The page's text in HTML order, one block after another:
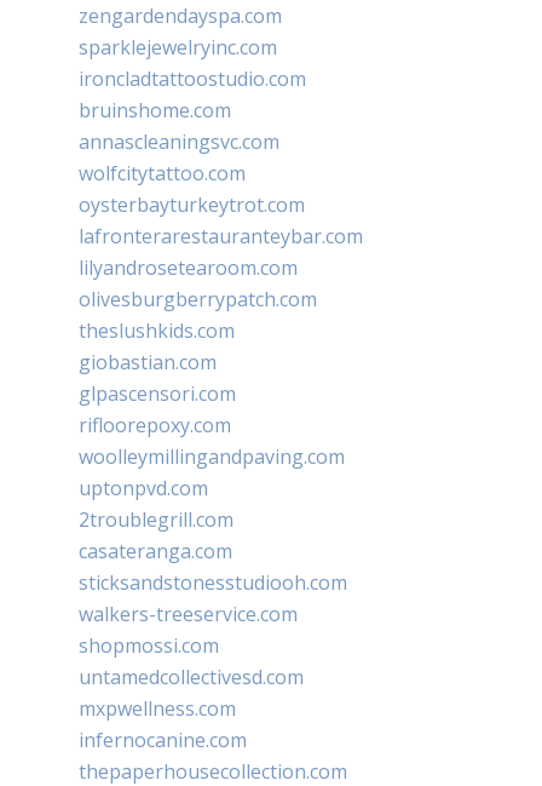
zengardendayspa.com
sparklejewelryinc.com
ironcladtattoostudio.com
bruinshome.com
annascleaningsvc.com
wolfcitytattoo.com
oysterbayturkeytrot.com
lafronterarestauranteybar.com
lilyandrosetearoom.com
olivesburgberrypatch.com
theslushkids.com
giobastian.com
glpascensori.com
rifloorepoxy.com
woolleymillingandpaving.com
uptonpvd.com
2troublegrill.com
casateranga.com
sticksandstonesstudiooh.com
walkers-treeservice.com
shopmossi.com
untamedcollectivesd.com
mxpwellness.com
infernocanine.com
thepaperhousecollection.com